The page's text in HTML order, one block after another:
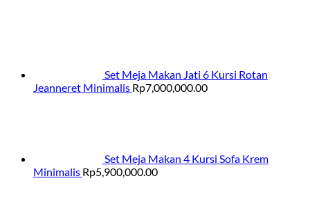
Set Meja Makan Jati 6 Kursi Rotan
Jeanneret Minimalis Rp7,000,000.00
Set Meja Makan 4 Kursi Sofa Krem
Minimalis Rp5,900,000.00